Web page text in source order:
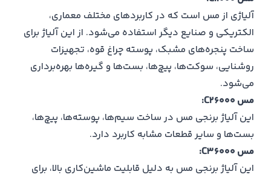
آلیاژی از مس است که در کاربردهای مختلف معماری،
الکتریکی و صنایع دیگر استفاده می‌شود. از این آلیاژ برای
ساخت پنجره‌های مشبک، پوسته چراغ قوه، تجهیزات
روشنایی، سوکت‌ها، پیچ‌ها، بست‌ها و گیره‌ها بهره‌برداری
می‌شود.
مس C26000:
این آلیاژ برنجی مس در ساخت سیم‌ها، پوسته‌ها، پیچ‌ها،
بست‌ها و سایر قطعات مشابه کاربرد دارد.
مس C36000:
این آلیاژ برنجی مس به دلیل قابلیت ماشین‌کاری بالا، برای